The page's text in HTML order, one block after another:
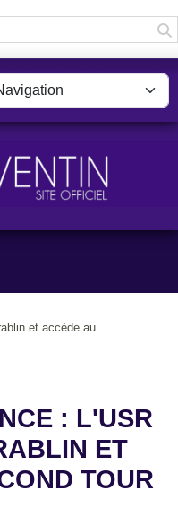
et accède au
: L'USR
ET
TOUR